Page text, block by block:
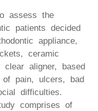
assess the
patients decided
appliance,
ceramic
aligner, based
pain, ulcers, bad
difficulties.
comprises of